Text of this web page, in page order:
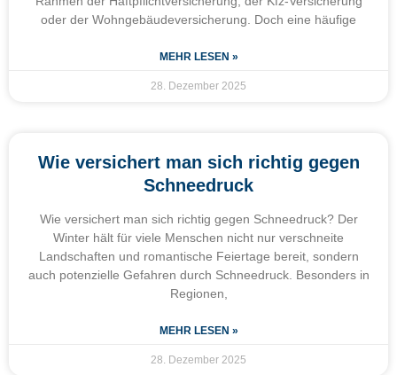
oder der Wohngebäudeversicherung. Doch eine häufige
MEHR LESEN »
28. Dezember 2025
Wie versichert man sich richtig gegen
Schneedruck
Wie versichert man sich richtig gegen Schneedruck? Der
Winter hält für viele Menschen nicht nur verschneite
Landschaften und romantische Feiertage bereit, sondern
auch potenzielle Gefahren durch Schneedruck. Besonders in
Regionen,
MEHR LESEN »
28. Dezember 2025